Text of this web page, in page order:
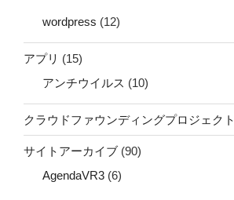
wordpress (12)
アプリ (15)
アンチウイルス (10)
クラウドファウンディングプロジェクト
サイトアーカイブ (90)
AgendaVR3 (6)